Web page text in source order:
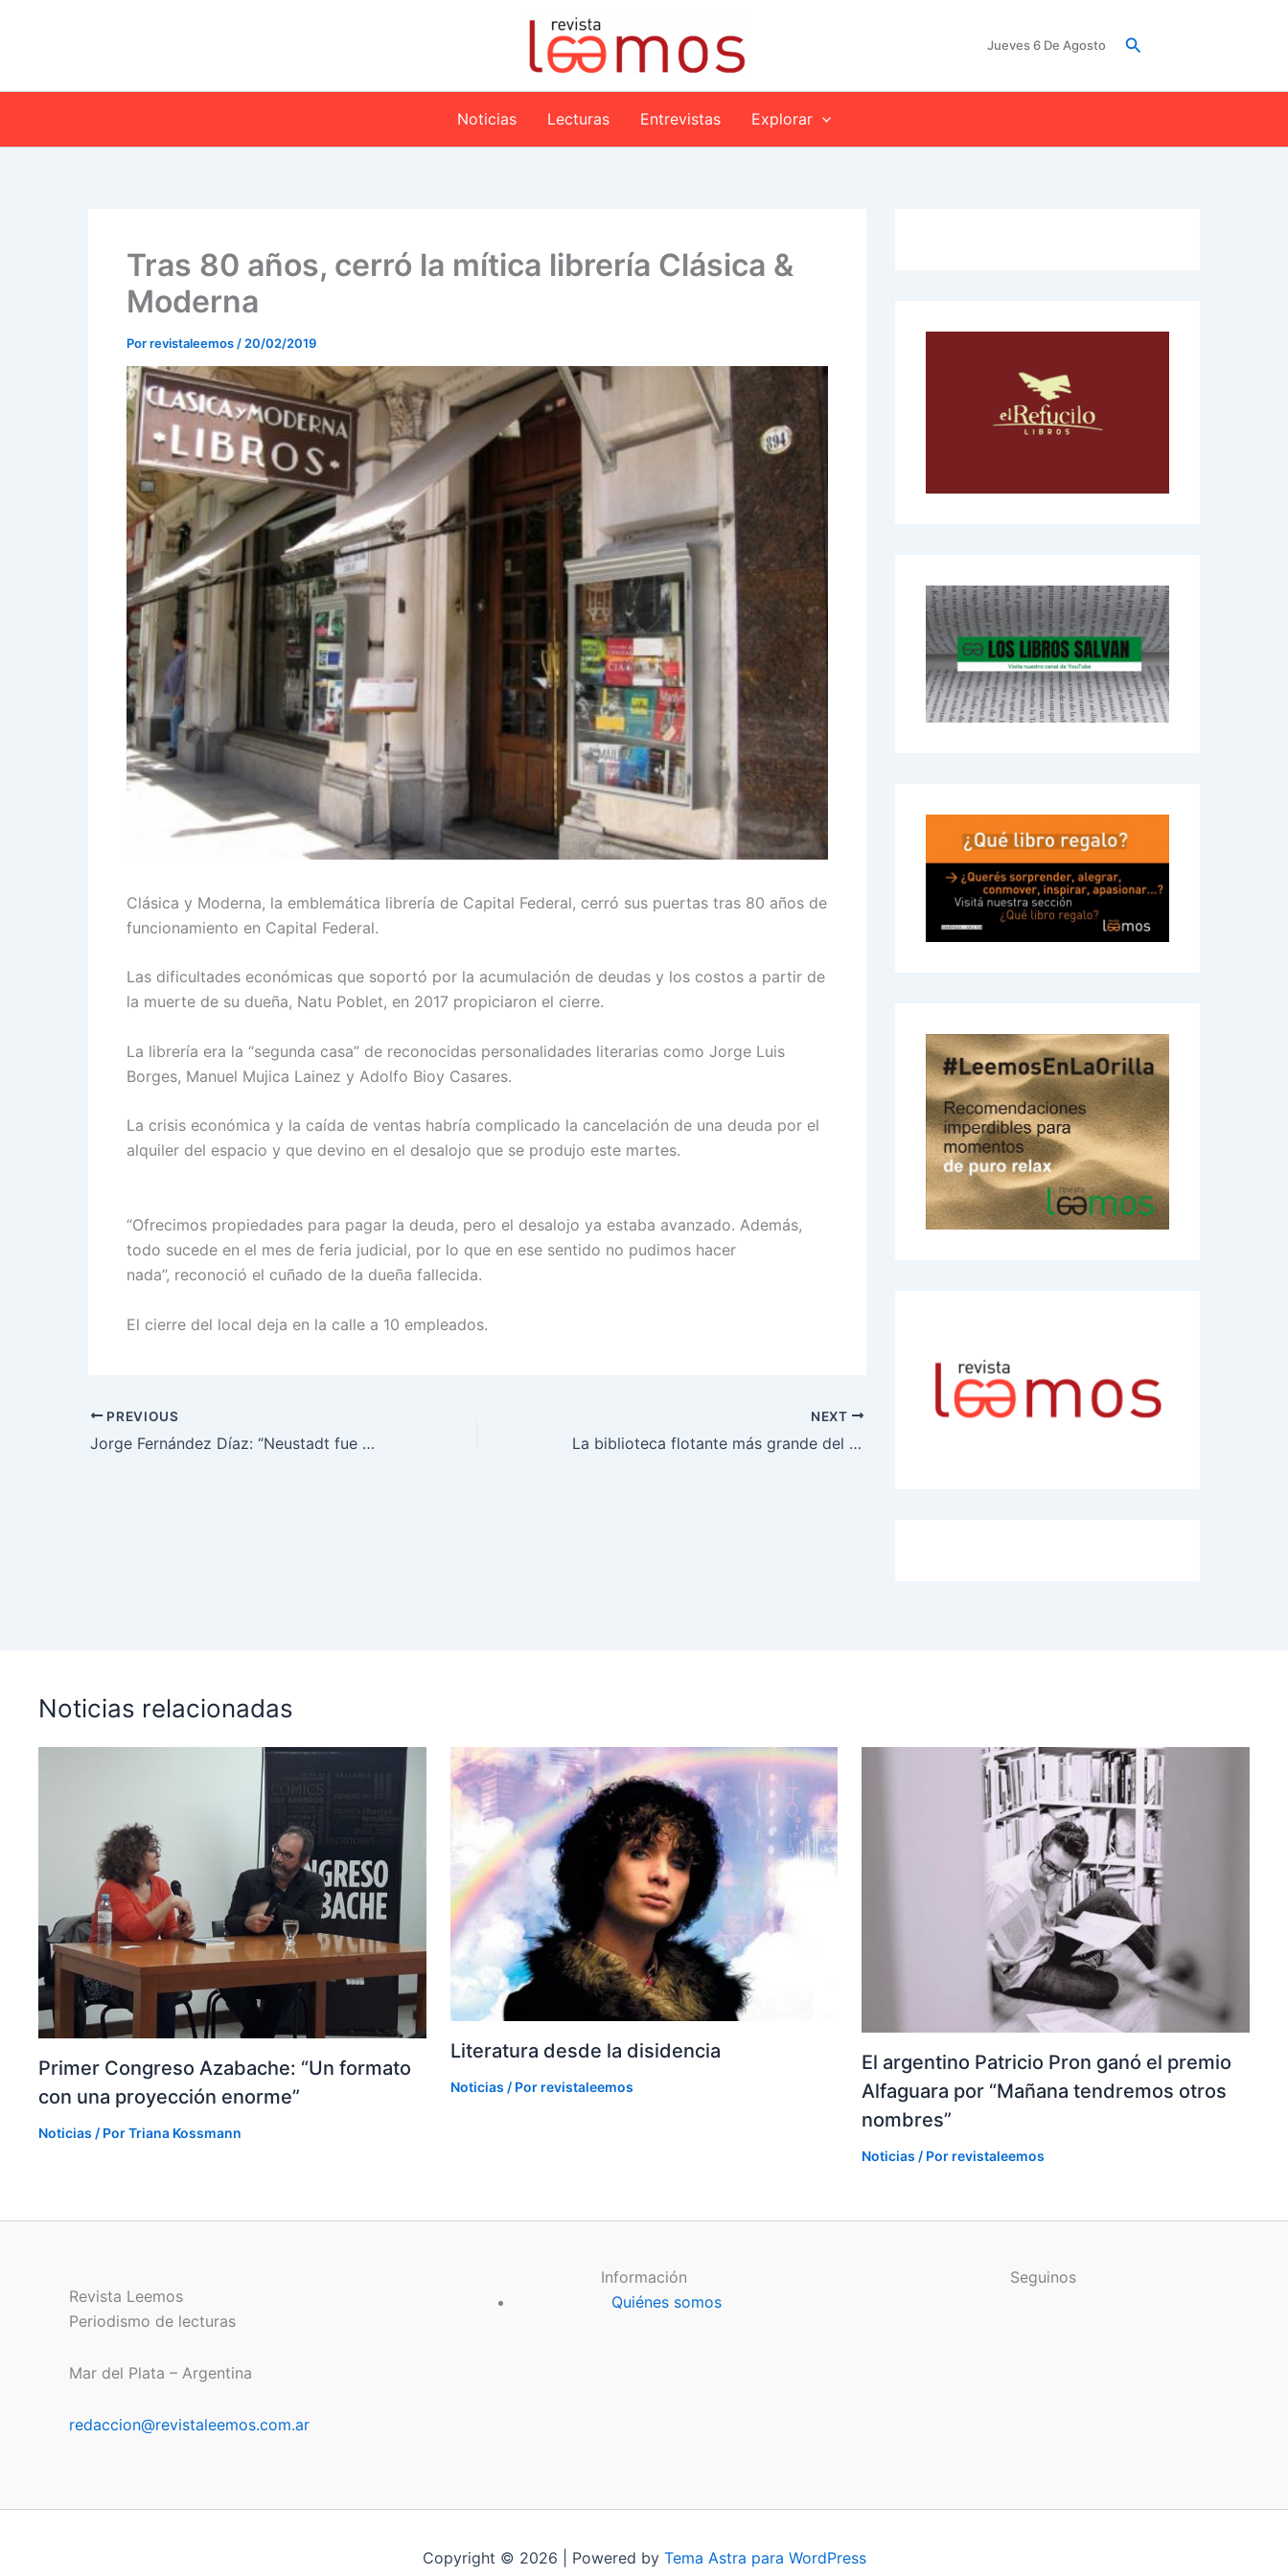
Jueves 6 De Agosto Buscar
Noticias Lecturas Entrevistas Explorar
Tras 80 años, cerró la mítica librería Clásica &
Moderna
Porrevistaleemos / 20/02/2019
Clásica y Moderna, la emblemática librería de Capital Federal, cerró sus puertas tras 80 años de
funcionamiento en Capital Federal.
Las dificultades económicas que soportó por la acumulación de deudas y los costos a partir de
la muerte de su dueña, Natu Poblet, en 2017 propiciaron el cierre.
La librería era la “segunda casa” de reconocidas personalidades literarias como Jorge Luis
Borges, Manuel Mujica Lainez y Adolfo Bioy Casares.
La crisis económica y la caída de ventas habría complicado la cancelación de una deuda por el
alquiler del espacio y que devino en el desalojo que se produjo este martes.
“Ofrecimos propiedades para pagar la deuda, pero el desalojo ya estaba avanzado. Además,
todo sucede en el mes de feria judicial, por lo que en ese sentido no pudimos hacer
nada”, reconoció el cuñado de la dueña fallecida.
El cierre del local deja en la calle a 10 empleados.
PREVIOUS
Jorge Fernández Díaz: “Neustadt fue quien inventó el negocio del periodismo político en la Argentina”
NEXT
La biblioteca flotante más grande del mundo llegará en julio a Mar del Plata
Noticias relacionadas
Primer Congreso Azabache: “Un formato
con una proyección enorme”
Noticias / PorTriana Kossmann
Literatura desde la disidencia
Noticias / Por revistaleemos
El argentino Patricio Pron ganó el premio
Alfaguara por “Mañana tendremos otros
nombres”
Noticias / Por revistaleemos
Revista Leemos
Periodismo de lecturas
Mar del Plata – Argentina
redaccion@revistaleemos.com.ar
Información
Quiénes somos
Seguinos
Copyright © 2026 | Powered by Tema Astra para WordPress